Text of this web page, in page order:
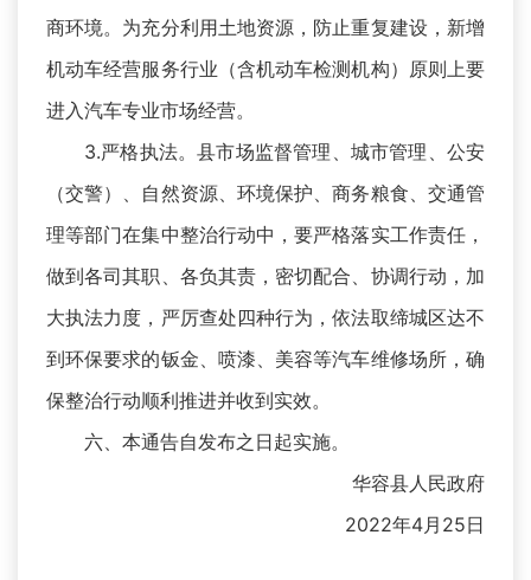
商环境。为充分利用土地资源，防止重复建设，新增
机动车经营服务行业（含机动车检测机构）原则上要
进入汽车专业市场经营。
3.严格执法。县市场监督管理、城市管理、公安
（交警）、自然资源、环境保护、商务粮食、交通管
理等部门在集中整治行动中，要严格落实工作责任，
做到各司其职、各负其责，密切配合、协调行动，加
大执法力度，严厉查处四种行为，依法取缔城区达不
到环保要求的钣金、喷漆、美容等汽车维修场所，确
保整治行动顺利推进并收到实效。
六、本通告自发布之日起实施。
华容县人民政府
2022年4月25日